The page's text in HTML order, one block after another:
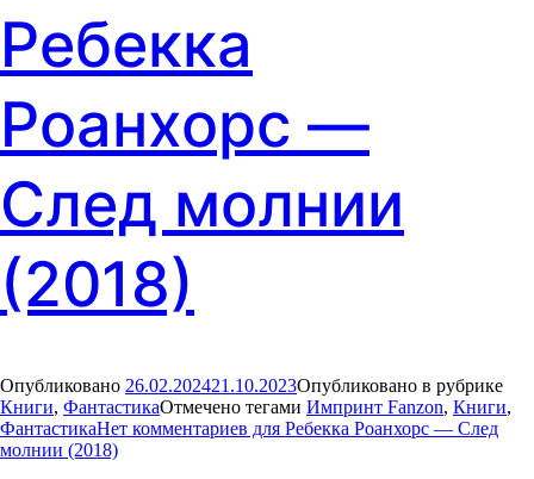
Ребекка
Роанхорс —
След молнии
(2018)
Опубликовано 26.02.202421.10.2023Опубликовано в рубрике
Книги, ФантастикаОтмечено тегами Импринт Fanzon, Книги,
ФантастикаНет комментариев для Ребекка Роанхорс — След
молнии (2018)